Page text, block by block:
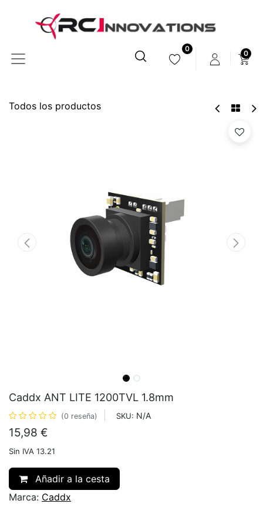
0
0
Todos los productos
Caddx ANT LITE 1200TVL 1.8mm
(0 reseña) SKU: N/A
15,98 €
Sin IVA 13.21
Añadir a la cesta
Marca: Caddx